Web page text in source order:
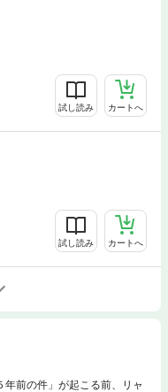
試し読み カートへ
試し読み カートへ
前の件」が起こる前、リャ